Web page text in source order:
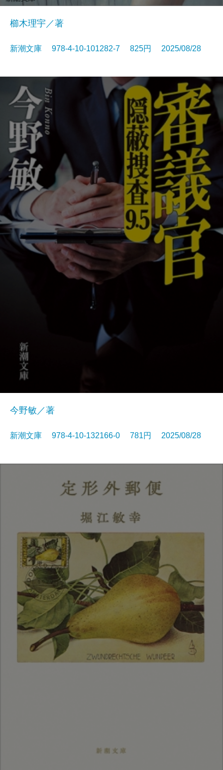
櫛木理宇／著
新潮文庫 978-4-10-101282-7 825円 2025/08/28
今野敏／著
新潮文庫 978-4-10-132166-0 781円 2025/08/28